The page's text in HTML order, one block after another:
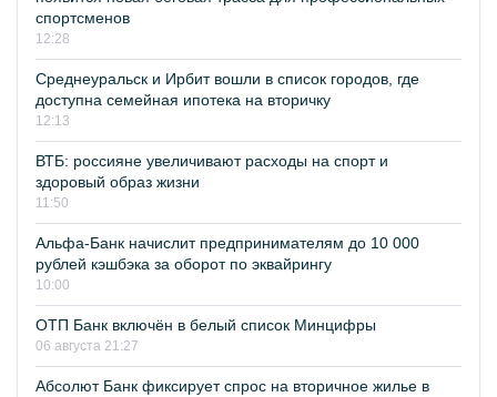
спортсменов
12:28
Среднеуральск и Ирбит вошли в список городов, где
доступна семейная ипотека на вторичку
12:13
ВТБ: россияне увеличивают расходы на спорт и
здоровый образ жизни
11:50
Альфа-Банк начислит предпринимателям до 10 000
рублей кэшбэка за оборот по эквайрингу
10:00
ОТП Банк включён в белый список Минцифры
06 августа 21:27
Абсолют Банк фиксирует спрос на вторичное жилье в